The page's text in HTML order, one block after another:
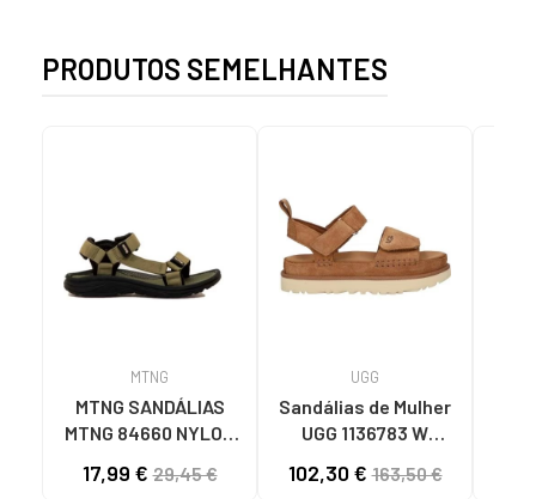
PRODUTOS SEMELHANTES
MTNG
MTNG SANDÁLIAS
MTNG 84660 NYLON
C59785 - - NYLON
17,99 €29,45 €
UGG
Sandálias de Mulher
UGG 1136783 W
CHESTNUT
102,30 €163,50 €